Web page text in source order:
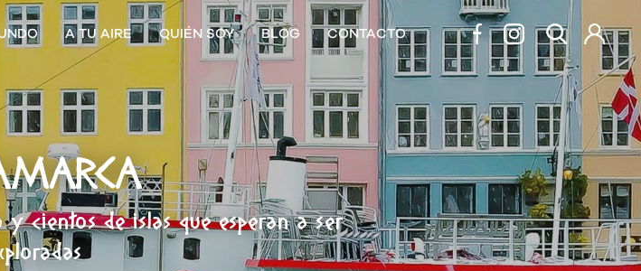
A TU AIRE QUIÉN SOY BLOG CONTACTO
cientos de islas que esperan a ser